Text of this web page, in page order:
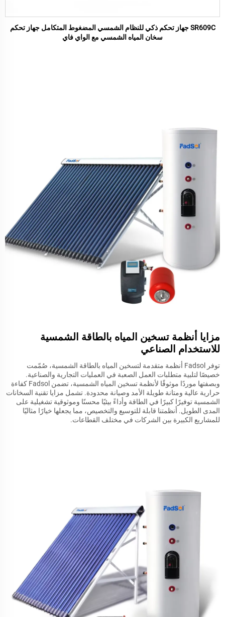
SR609C جهاز تحكم ذكي للنظام الشمسي المضغوط المتكامل جهاز تحكم
سخان المياه الشمسي مع الواي فاي
مزايا أنظمة تسخين المياه بالطاقة الشمسية
للاستخدام الصناعي
توفر Fadsol أنظمة متقدمة لتسخين المياه بالطاقة الشمسية، صُمّمت
خصيصًا لتلبية متطلبات العمل الصعبة في العمليات التجارية والصناعية.
وبصفتها موردًا موثوقًا لأنظمة تسخين المياه الشمسية، تضمن Fadsol كفاءة
حرارية عالية ومتانة طويلة الأمد وصيانة محدودة. تشمل مزايا تقنية السخانات
الشمسية توفيرًا كبيرًا في الطاقة وأداءً بيئيًا محسنًا وموثوقية تشغيلية على
المدى الطويل. أنظمتنا قابلة للتوسيع والتخصيص، مما يجعلها خيارًا مثاليًا
للمشاريع الكبيرة بين الشركات في مختلف القطاعات.